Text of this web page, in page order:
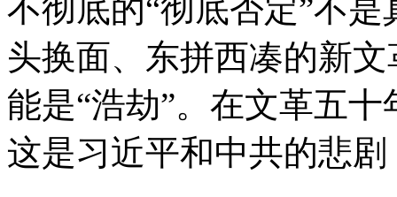
不彻底的“彻底否定”不
头换面、东拼西凑的新
能是“浩劫”。在文革五
这是习近平和中共的悲